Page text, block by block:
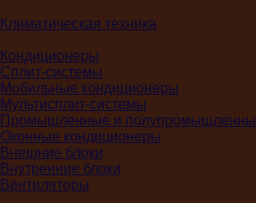
Климатическая техника
Кондиционеры
Сплит-системы
Мобильные кондиционеры
Мультисплит-системы
Промышленные и
Оконные кондиционеры
Внешние блоки
Внутренние блоки
Вентиляторы